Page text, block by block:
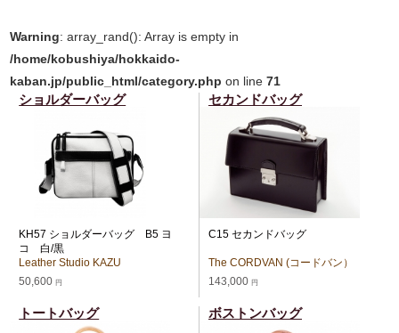
Warning: array_rand(): Array is empty in
/home/kobushiya/hokkaido-
kaban.jp/public_html/category.php on line71
ショルダーバッグ
KH57 ショルダーバッグ B5 ヨ
コ 白/黒
Leather Studio KAZU
50,600 円
セカンドバッグ
C15 セカンドバッグ
The CORDVAN (コードバン）
143,000 円
トートバッグ ボストンバッグ